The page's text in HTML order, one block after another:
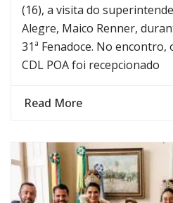
(16), a visita do
Alegre, Maico Renner,
31ª Fenadoce. No
CDL POA foi recepcionado
Read More